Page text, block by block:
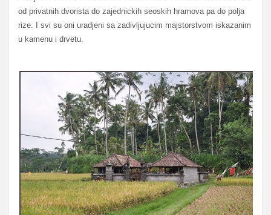
od privatnih dvorista do zajednickih seoskih hramova pa do polja
rize. I svi su oni uradjeni sa zadivljujucim majstorstvom iskazanim
u kamenu i drvetu.